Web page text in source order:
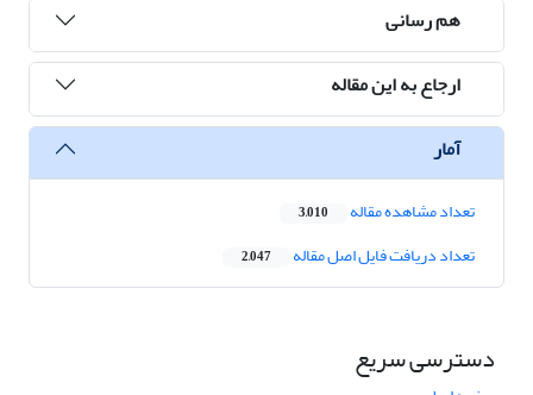
هم رسانی
ارجاع به این مقاله
آمار
تعداد مشاهده مقاله 3,010
تعداد دریافت فایل اصل مقاله 2,047
دسترسی سریع